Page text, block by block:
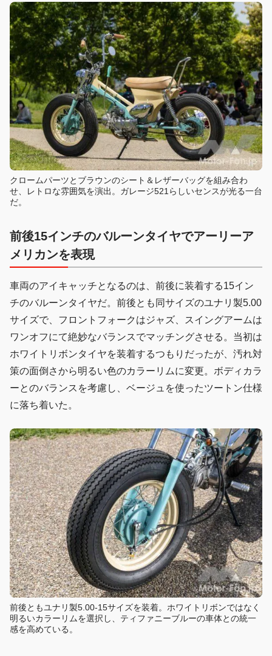
クロームパーツとブラウンのシート＆レザーバッグを組み合わ
せ、レトロな雰囲気を演出。ガレージ521らしいセンスが光る一台
だ。
前後15インチのバルーンタイヤでアーリーア
メリカンを表現
車両のアイキャッチとなるのは、前後に装着する15イン
チのバルーンタイヤだ。前後とも同サイズのユナリ製5.00
サイズで、フロントフォークはジャズ、スイングアームは
ワンオフにて絶妙なバランスでマッチングさせる。当初は
ホワイトリボンタイヤを装着するつもりだったが、汚れ対
策の面倒さから明るい色のカラーリムに変更。ボディカラ
ーとのバランスを考慮し、ベージュを使ったツートン仕様
に落ち着いた。
前後ともユナリ製5.00-15サイズを装着。ホワイトリボンではなく
明るいカラーリムを選択し、ティファニーブルーの車体との統一
感を高めている。